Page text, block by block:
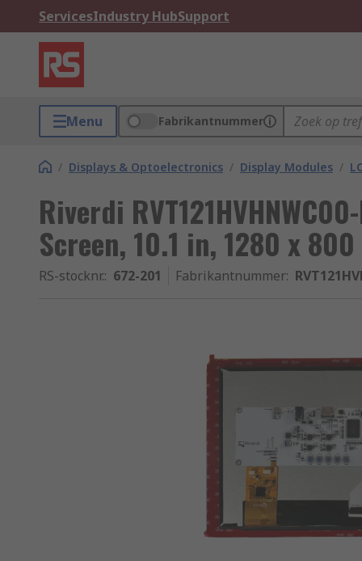
ServicesIndustry HubSupport
Menu Fabrikantnummer
/ Displays & Optoelectronics / Display Modules /
Riverdi
Screen, 10.1 in, 1280 x
RS-stocknr.: 672-201 Fabrikantnummer: